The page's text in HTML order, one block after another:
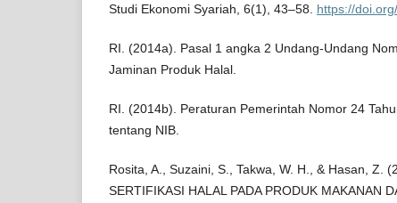
Studi Ekonomi Syariah, 6(1), 43–58. https://
RI. (2014a). Pasal 1 angka 2 Undang-Undang
Jaminan Produk Halal.
RI. (2014b). Peraturan Pemerintah Nomor 24
tentang NIB.
Rosita, A., Suzaini, S., Takwa, W. H., & Hasan, Z.
SERTIFIKASI HALAL PADA PRODUK MAKANAN